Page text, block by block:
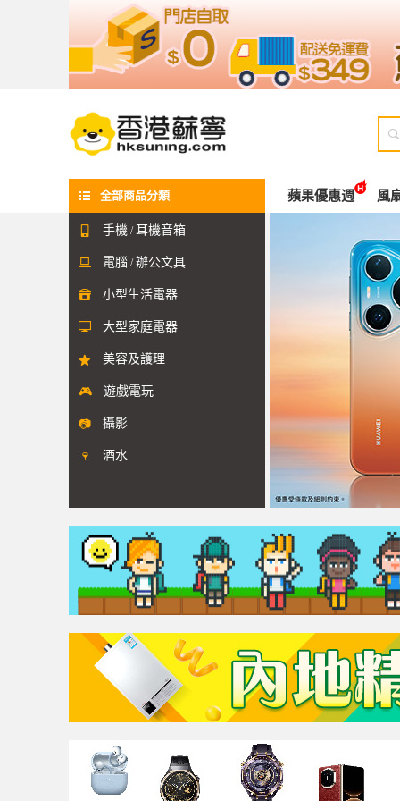

全部商品分類
 手機 / 耳機音箱
 電腦 / 辦公文具
 小型生活電器
 大型家庭電器
 美容及護理
🎮 遊戲電玩
📷 攝影
🍷 酒水
蘋果優惠週 風